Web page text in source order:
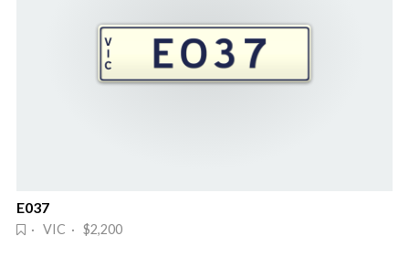
E037
· VIC · $2,200